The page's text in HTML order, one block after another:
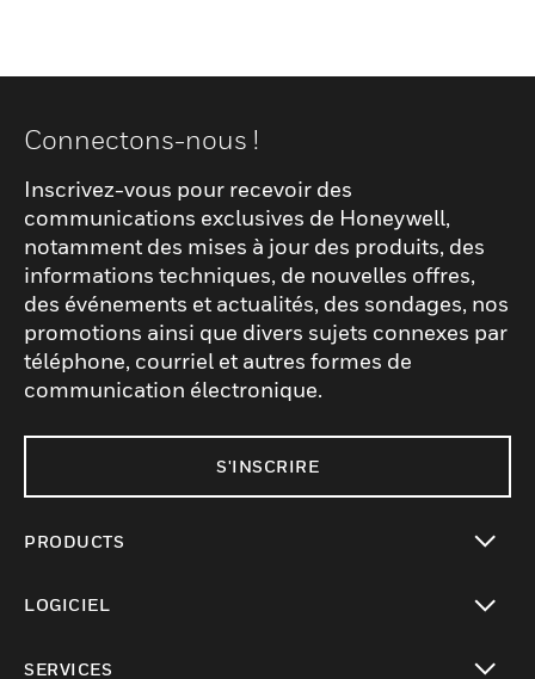
Connectons-nous !
Inscrivez-vous pour recevoir des
communications exclusives de Honeywell,
notamment des mises à jour des produits, des
informations techniques, de nouvelles offres,
des événements et actualités, des sondages, nos
promotions ainsi que divers sujets connexes par
téléphone, courriel et autres formes de
communication électronique.
S'INSCRIRE
PRODUCTS
LOGICIEL
SERVICES